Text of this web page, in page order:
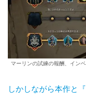
マーリンの試練の報酬、イン
しかしながら本作と